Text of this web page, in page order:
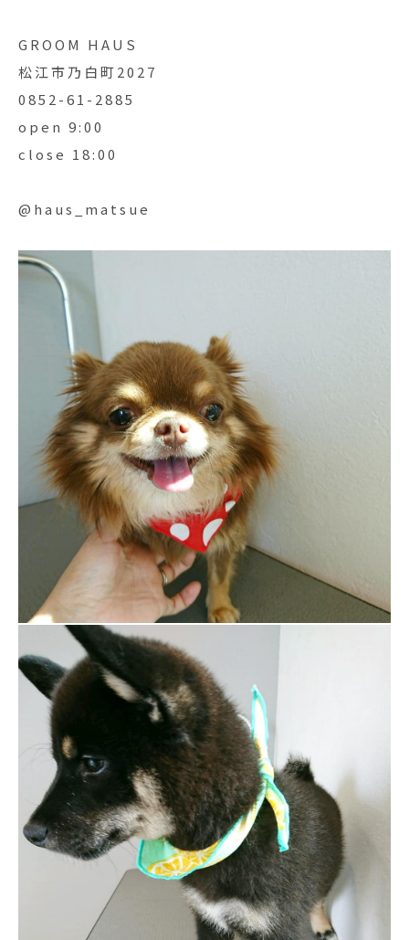
GROOM HAUS
松江市乃白町2027
0852-61-2885
open 9:00
close 18:00
@haus_matsue